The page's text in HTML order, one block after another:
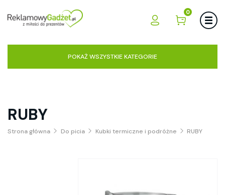
0
POKAŻ WSZYSTKIE KATEGORIE
RUBY
Strona główna Do picia Kubki termiczne i podróżne RUBY